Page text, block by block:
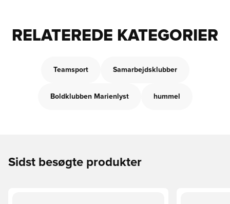
RELATEREDE KATEGORIER
Teamsport Samarbejdsklubber
Boldklubben Marienlyst hummel
Sidst besøgte produkter